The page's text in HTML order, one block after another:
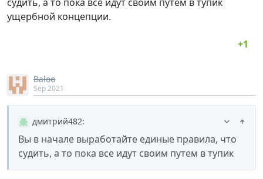
ущербной концепции.
Baloo
Sep 2021
дмитрий482:
Вы в начале выработайте единые правила, что
судить, а то пока все идут своим путем в тупик